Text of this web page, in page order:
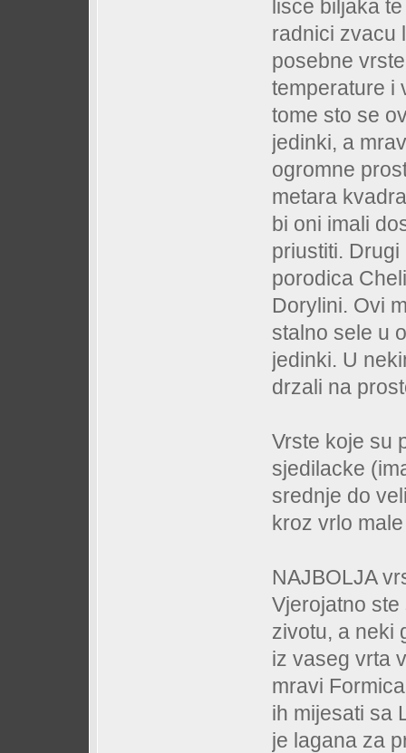
lisce biljaka
radnici zvacu
posebne
temperature i
tome sto se
jedinki, a
ogromne
metara
bi oni imali
priustiti.
porodica
Dorylini. Ovi
stalno sele u
jedinki. U
drzali na
Vrste koje su
sjedilacke
srednje do
kroz vrlo
NAJBOLJA
Vjerojatno
zivotu, a neki
iz vaseg vrta
mravi
ih mijesati sa
je lagana za